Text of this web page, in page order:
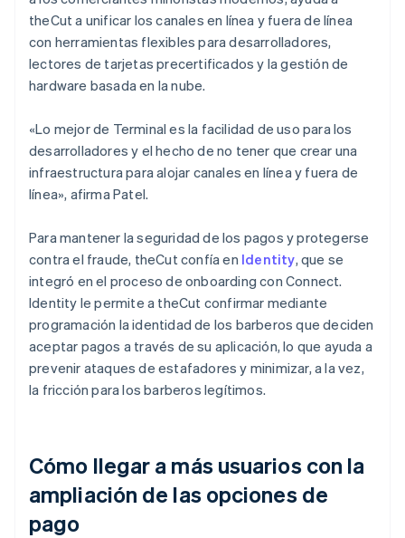
theCut a unificar los canales en línea y fuera de línea
con herramientas flexibles para desarrolladores,
lectores de tarjetas precertificados y la gestión de
hardware basada en la nube.
«Lo mejor de Terminal es la facilidad de uso para los
desarrolladores y el hecho de no tener que crear una
infraestructura para alojar canales en línea y fuera de
línea», afirma Patel.
Para mantener la seguridad de los pagos y protegerse
contra el fraude, theCut confía en Identity, que se
integró en el proceso de onboarding con Connect.
Identity le permite a theCut confirmar mediante
programación la identidad de los barberos que deciden
aceptar pagos a través de su aplicación, lo que ayuda a
prevenir ataques de estafadores y minimizar, a la vez,
la fricción para los barberos legítimos.
Cómo llegar a más usuarios con la
ampliación de las opciones de
pago